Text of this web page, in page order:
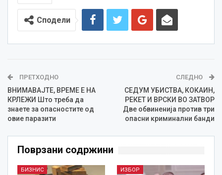
Сподели
ПРЕТХОДНО
ВНИМАВАЈТЕ, ВРЕМЕ Е НА
КРЛЕЖИ Што треба да
знаете за опасностите од
овие паразити
СЛЕДНО
СЕДУМ УБИСТВА, КОКАИН,
РЕКЕТ И ВРСКИ ВО ЗАТВОР
Две обвиненија против три
опасни криминални банди
Поврзани содржини
БИЗНИС ИЗБОР